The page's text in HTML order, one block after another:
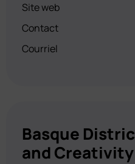
Site web
Contact
Courriel
Basque
and Creativity